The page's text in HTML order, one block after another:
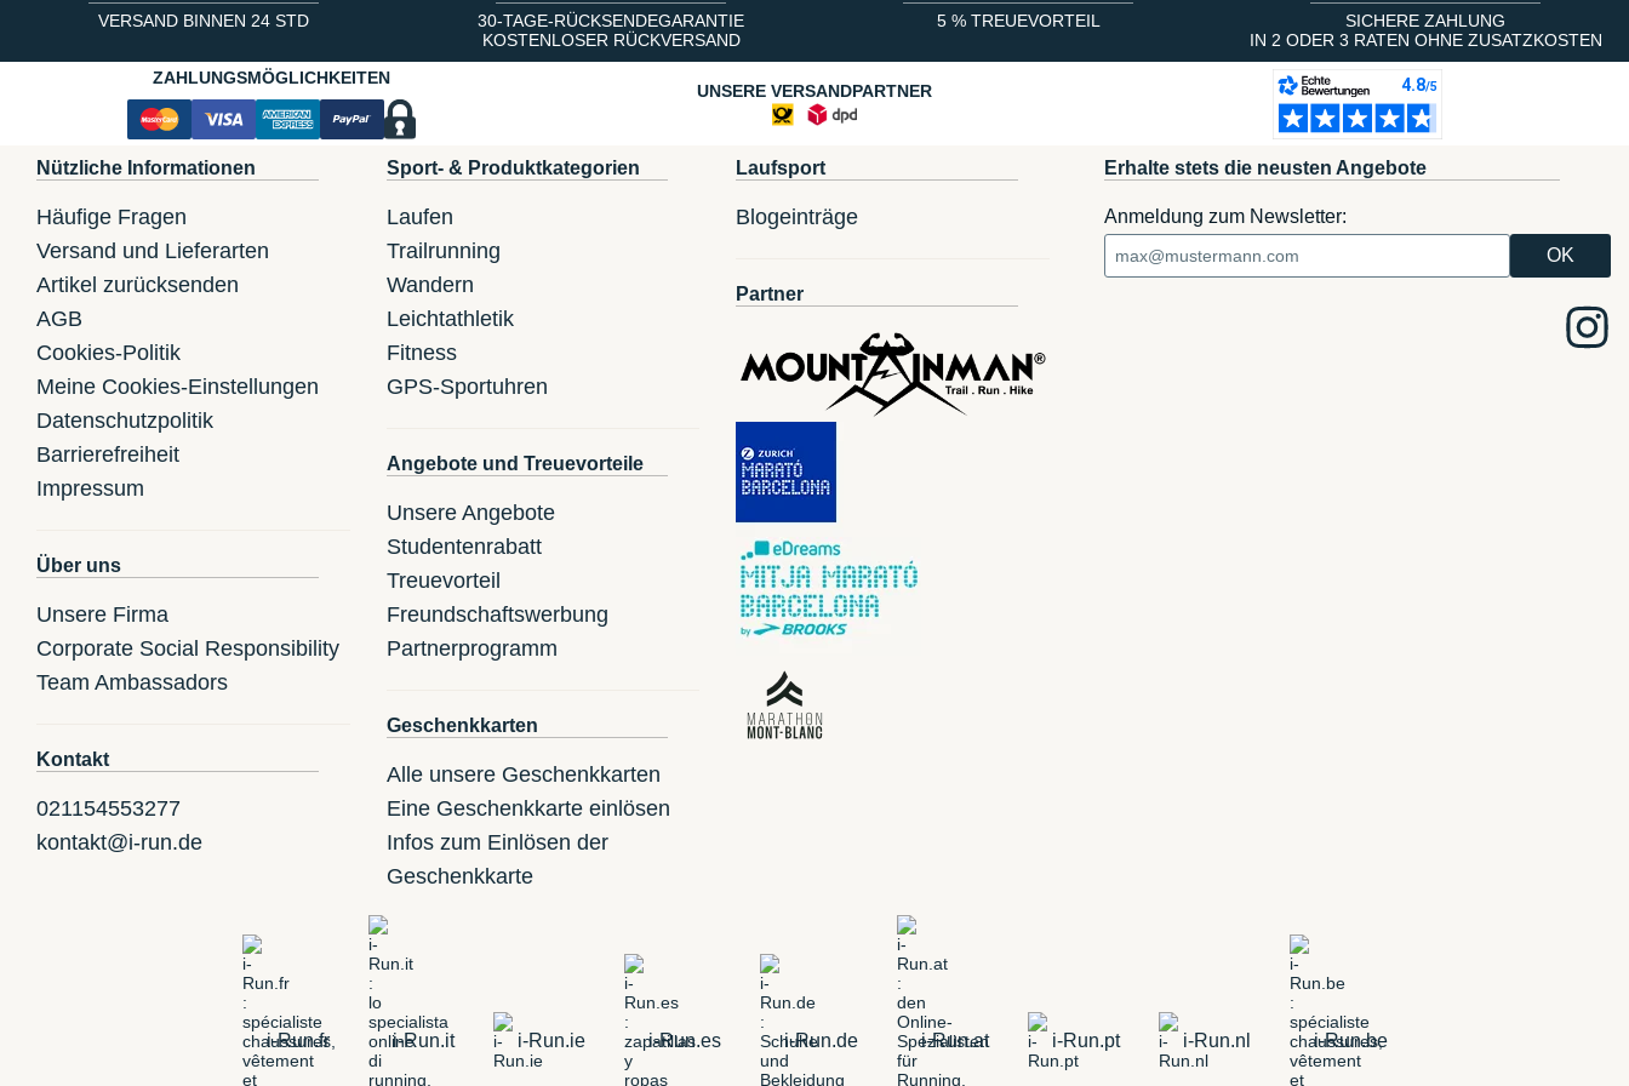
VERSAND BINNEN 24 STD
30-TAGE-RÜCKSENDEGARANTIE
KOSTENLOSER RÜCKVERSAND
5 % TREUEVORTEIL
SICHERE ZAHLUNG
IN 2 ODER 3 RATEN OHNE ZUSATZKOSTEN
ZAHLUNGSMÖGLICHKEITEN
UNSERE VERSANDPARTNER
Nützliche Informationen
Häufige Fragen
Versand und Lieferarten
Artikel zurücksenden
AGB
Cookies-Politik
Meine Cookies-Einstellungen
Datenschutzpolitik
Barrierefreiheit
Impressum
Über uns
Unsere Firma
Corporate Social Responsibility
Team Ambassadors
Kontakt
021154553277
kontakt@i-run.de
Sport- & Produktkategorien
Laufen
Trailrunning
Wandern
Leichtathletik
Fitness
GPS-Sportuhren
Angebote und Treuevorteile
Unsere Angebote
Studentenrabatt
Treuevorteil
Freundschaftswerbung
Partnerprogramm
Geschenkkarten
Alle unsere Geschenkkarten
Eine Geschenkkarte einlösen
Infos zum Einlösen der
Geschenkkarte
Laufsport
Blogeinträge
Partner
Erhalte stets die neusten Angebote
Anmeldung zum Newsletter:
i-Run.fr i-Run.it i-Run.ie i-Run.es i-Run.de i-Run.at i-Run.pt i-Run.nl i-Run.be